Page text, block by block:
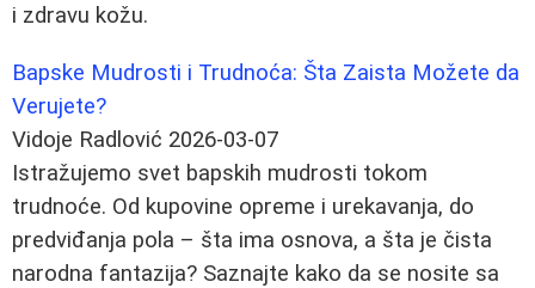
i zdravu kožu.
Bapske Mudrosti i Trudnoća: Šta Zaista Možete da
Verujete?
Vidoje Radlović 2026-03-07
Istražujemo svet bapskih mudrosti tokom
trudnoće. Od kupovine opreme i urekavanja, do
predviđanja pola – šta ima osnova, a šta je čista
narodna fantazija? Saznajte kako da se nosite sa